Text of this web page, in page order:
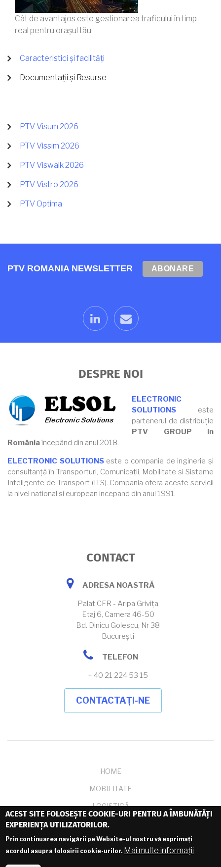
Cât de avantajos este gestionarea traficului în timp
real pentru orașul tău
Caracteristici și facilități
Documentații și Resurse
PTV Visum 2026
PTV Vissim 2026
PTV Viswalk 2026
PTV Vistro 2026
PTV Optima
PTV ROMANIA NEWSLETTER ABONARE
linkedinemail
DESPRE NOI
ELECTRONIC
SOLUTIONS este
partenerul de distribuție
PTV GROUP in
Româniaîncepând din anul 2018.
ELECTRONIC SOLUTIONSeste o companie de inginerie și
consultanță în Transporturi, Comunicații, Mobilitate si Sisteme
Inteligente de Transport (ITS). Compania ofera aceste servicii
la nivel national si european incepand din anul 1991.
CONTACT
address
ADRESA NOASTRĂ
Palat CFR - Aripa Grivița
Etaj 6, Camera 46-50
Bd. Dinicu Golescu, Nr 38
București
telefon
TELEFON
+ 40 21 224 53 15
CONTACTAȚI-NE
HOME
MOBILITATE
LOGISTICĂ
TRAINING&SUPORT
EVENIMENTE
ACEST SITE FOLOSEȘTE COOKIE-URI PENTRU A ÎMBUNĂTĂȚI
EXPERIENȚA UTILIZATORILOR.
Prin continuarea navigării pe Website-ul nostru vă exprimați
acordul asupra folosirii cookie-urilor. Mai multe informații